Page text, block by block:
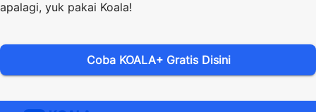
apalagi, yuk pakai Koala!
Coba KOALA+ Gratis Disini